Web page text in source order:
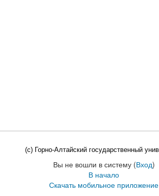
(c) Горно-Алтайский государственный
Вы не вошли в систему (Вход)
В начало
Скачать мобильное приложение